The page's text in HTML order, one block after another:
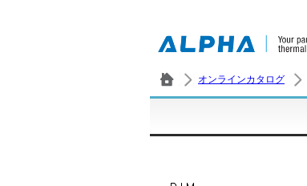
オンラインカタログ